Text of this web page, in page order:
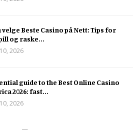
Beste Casino på Nett: Tips for
og raske...
2026
guide to the Best Online Casino
2026: fast...
2026